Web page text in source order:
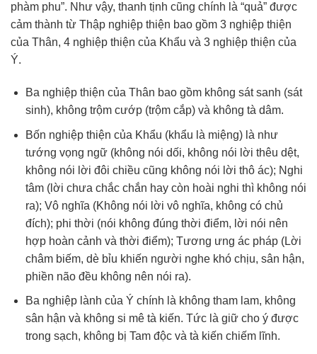
phàm phu”. Như vậy, thanh tịnh cũng chính là “quả” được
cảm thành từ Thập nghiệp thiện bao gồm 3 nghiệp thiện
của Thân, 4 nghiệp thiện của Khẩu và 3 nghiệp thiện của
Ý.
Ba nghiệp thiện của Thân bao gồm không sát sanh (sát
sinh), không trộm cướp (trộm cắp) và không tà dâm.
Bốn nghiệp thiện của Khẩu (khẩu là miệng) là như
tướng vọng ngữ (không nói dối, không nói lời thêu dệt,
không nói lời đôi chiều cũng không nói lời thô ác); Nghi
tâm (lời chưa chắc chắn hay còn hoài nghi thì không nói
ra); Vô nghĩa (Không nói lời vô nghĩa, không có chủ
đích); phi thời (nói không đúng thời điểm, lời nói nên
hợp hoàn cảnh và thời điểm); Tương ưng ác pháp (Lời
châm biếm, dè bỉu khiến người nghe khó chịu, sân hận,
phiền não đều không nên nói ra).
Ba nghiệp lành của Ý chính là không tham lam, không
sân hận và không si mê tà kiến. Tức là giữ cho ý được
trong sạch, không bị Tam độc và tà kiến chiếm lĩnh.